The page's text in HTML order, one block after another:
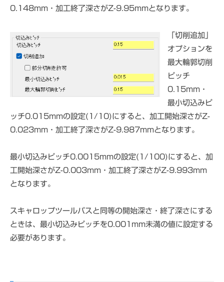
0.148mm・加工終了深さがZ-9.95mmとなります。
「切削追加」
オプションを
最大輪郭切削
ピッチ
0.15mm・
最小切込みピ
ッチ0.015mmの設定(1/10)にすると、加工開始深さがZ-
0.023mm・加工終了深さがZ-9.987mmとなります。
最小切込みピッチ0.0015mmの設定(1/100)にすると、加
工開始深さがZ-0.003mm・加工終了深さがZ-9.993mm
となります。
スキャロップツールパスと同等の開始深さ・終了深さにする
ときは、最小切込みピッチを0.001mm未満の値に設定する
必要があります。